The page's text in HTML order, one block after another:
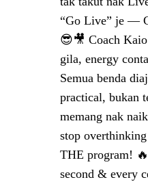
“Go Live” je —
😎🎥 Coach
gila, energy
Semua benda
practical, bukan
memang nak
stop
THE program!
second & every